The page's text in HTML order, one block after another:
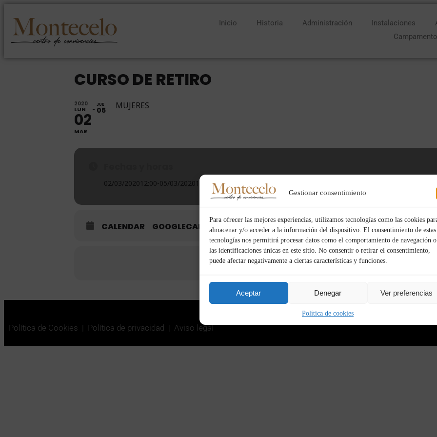
Gestionar consentimiento
Para ofrecer las mejores experiencias, utilizamos tecnologías como las cookies
almacenar y/o acceder a la información del dispositivo. El consentimiento de estas
tecnologías nos permitirá procesar datos como el comportamiento de navegación o
las identificaciones únicas en este sitio. No consentir o retirar el consentimiento,
puede afectar negativamente a ciertas características y funciones.
Aceptar Denegar Ver preferencias
Política de cookies
Inicio Historia Administración Instalaciones
Campamento
CURSO DE RETIRO
2020
LUN
02
MAR
JUE
05 MUJERES
02/03/202012:00-05/03/202010:00 (GMT+01:00)
CALENDAR GOOGLECAL
Política de Cookies Política de privacidad Aviso legal